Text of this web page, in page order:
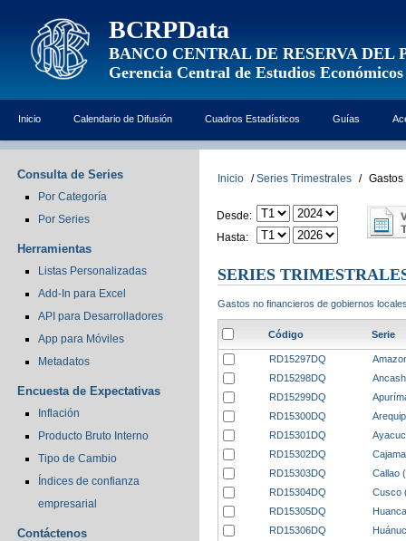
BCRPData
BANCO CENTRAL DE RESERVA DEL
Gerencia Central de Estudios Económicos
Inicio Calendario de Difusión Cuadros Estadísticos Guías
Consulta de Series
Por Categoría
Por Series
Herramientas
Listas Personalizadas
Add-In para Excel
API para Desarrolladores
App para Móviles
Metadatos
Encuesta de Expectativas
Inflación
Producto Bruto Interno
Tipo de Cambio
Índices de confianza
empresarial
Contáctenos
Inicio / Series Trimestrales /
Desde:
Hasta:
SERIES
Gastos no financieros de gobiernos
Código Serie
RD15297DQ
RD15298DQ
RD15299DQ
RD15300DQ
RD15301DQ
RD15302DQ
RD15303DQ
Callao
RD15304DQ
Cusco
RD15305DQ
RD15306DQ